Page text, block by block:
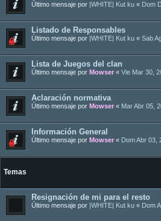
Último mensaje por |WHITE| Kut ku « Dom
Listado de Responsables
Último mensaje por |WHITE| Kut ku « Sab
Lista de Juegos del clan
Último mensaje por Mowser « Vie Mar 30,
Aclaración normativa
Último mensaje por Mowser « Mar Abr 05,
Información General
Último mensaje por Mowser « Dom Abr 03,
Temas
Resignación de mi para el resto
Último mensaje por |WHITE| Kut ku « Dom